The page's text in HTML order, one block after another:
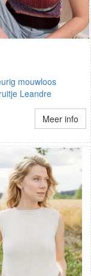
mouwloos
Leandre
Meer info